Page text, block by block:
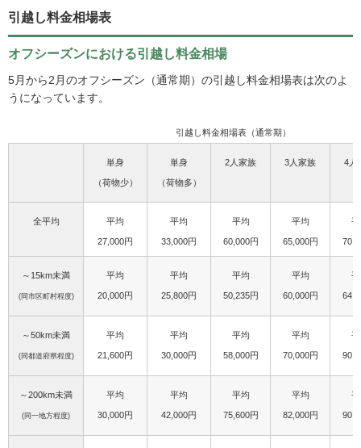
引越し料金相場表
オフシーズンにおける引越し料金相場
5月から2月のオフシーズン（通常期）の引越し料金相場表は次のよ
うになっています。
引越し料金相場表（通常期）
単身
（荷物少）
単身
（荷物多）
2人家族 3人家族 4人
全平均 平均
27,000円
平均
33,000円
平均
60,000円
平均
65,000円
～15km未満
(同市区町村程度)
平均
20,000円
平均
25,800円
平均
50,235円
平均
60,000円
～50km未満
(同都道府県程度)
平均
21,600円
平均
30,000円
平均
58,000円
平均
70,000円
～200km未満
(同一地方程度)
平均
30,000円
平均
42,000円
平均
75,600円
平均
82,000円